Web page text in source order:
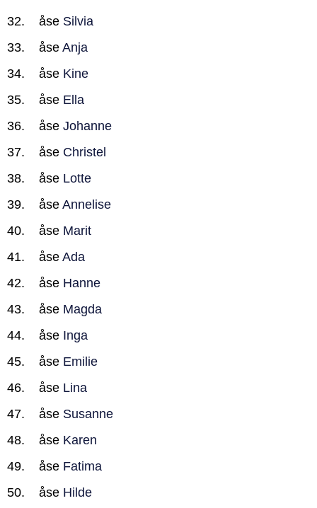
åse Silvia
åse Anja
åse Kine
åse Ella
åse Johanne
åse Christel
åse Lotte
åse Annelise
åse Marit
åse Ada
åse Hanne
åse Magda
åse Inga
åse Emilie
åse Lina
åse Susanne
åse Karen
åse Fatima
åse Hilde